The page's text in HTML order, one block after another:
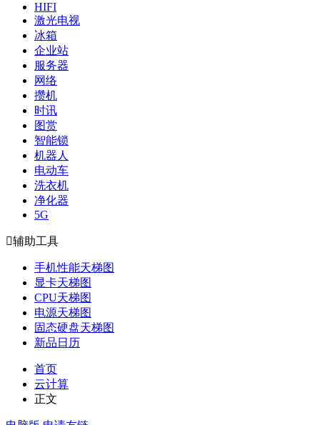
HIFI
激光电视
冰箱
企业站
服务器
网络
攒机
时讯
图赏
智能锁
机器人
电动车
洗衣机
净化器
5G
辅助工具
手机性能天梯图
显卡天梯图
CPU天梯图
电源天梯图
固态硬盘天梯图
新品日历
首页
云计算
正文